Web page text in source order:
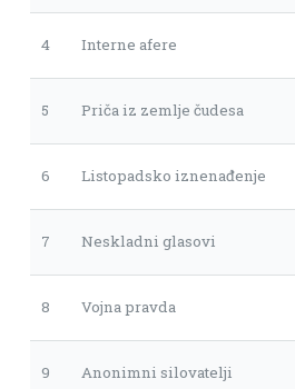
4 Interne afere
5 Priča iz zemlje čudesa
6 Listopadsko iznenađenje
7 Neskladni glasovi
8 Vojna pravda
9 Anonimni silovatelji